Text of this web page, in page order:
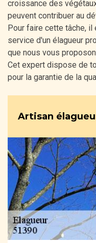
croissance des
peuvent contribuer au
Pour faire cette tâche,
service d'un élagueur
que nous vous
Cet expert dispose de
pour la garantie de la
Artisan